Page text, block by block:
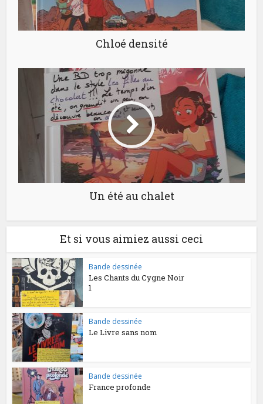
Chloé densité
Un été au chalet
Et si vous aimiez aussi ceci
Bande dessinée
Les Chants du Cygne Noir
1
Bande dessinée
Le Livre sans nom
Bande dessinée
France profonde